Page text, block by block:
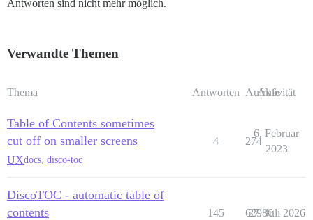
Antworten sind nicht mehr möglich.
Verwandte Themen
Thema Antworten Aufrufe
Aktivität
Table of Contents sometimes
cut off on smaller screens
UXdocs, disco-toc
4 274
6. Februar
2023
DiscoTOC - automatic table of
contents
145 62986
27. Juli 2026